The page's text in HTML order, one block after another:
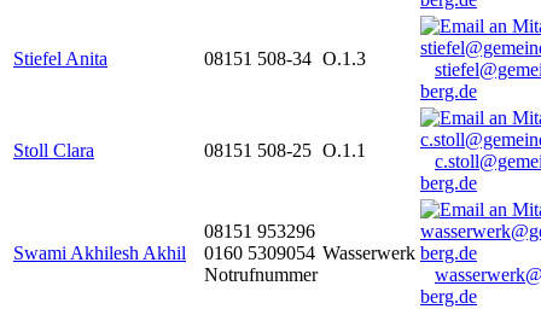
Stiefel Anita 08151 508-34 O.1.3
berg.de
Stoll Clara 08151 508-25 O.1.1
berg.de
Swami Akhilesh Akhil
08151 953296
0160 5309054
Notrufnummer
Wasserwerk
berg.de